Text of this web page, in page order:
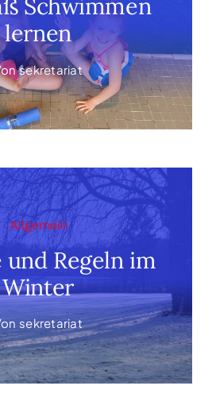
Schwimmen
lernen
sekretariat
Allgemein
Regeln im
Winter
sekretariat